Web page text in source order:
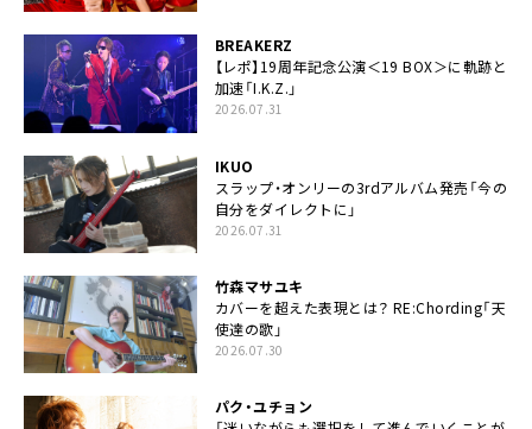
BREAKERZ
【レポ】19周年記念公演＜19 BOX＞に軌跡と
加速「I.K.Z.」
2026.07.31
IKUO
スラップ・オンリーの3rdアルバム発売「今の
自分をダイレクトに」
2026.07.31
竹森マサユキ
カバーを超えた表現とは？ RE:Chording「天
使達の歌」
2026.07.30
パク・ユチョン